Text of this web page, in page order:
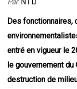
Des
entré en vigueur le
le gouvernement
destruction de